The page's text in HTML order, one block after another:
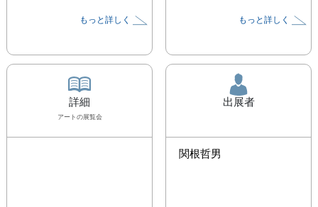
もっと詳しく もっと詳しく
詳細
アート の展覧会
出展者
関根哲男